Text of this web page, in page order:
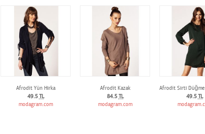
Afrodit Yün Hırka
49.5 TL
modagram.com
Afrodit Kazak
84.5 TL
modagram.com
Afrodit Sırtı Düğme
49.5 TL